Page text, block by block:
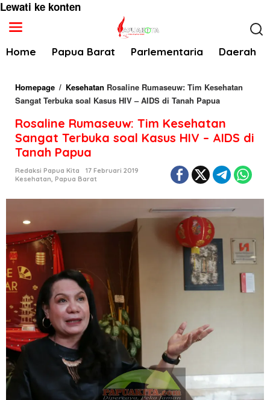
Lewati ke konten
Home Papua Barat Parlementaria Daerah
Homepage / Kesehatan Rosaline Rumaseuw: Tim Kesehatan
Sangat Terbuka soal Kasus HIV – AIDS di Tanah Papua
Rosaline Rumaseuw: Tim Kesehatan
Sangat Terbuka soal Kasus HIV – AIDS di
Tanah Papua
Redaksi Papua Kita
17 Februari 2019
Kesehatan, Papua Barat